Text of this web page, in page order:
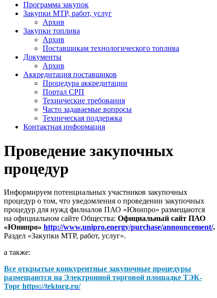
Программа закупок
Закупки МТР, работ, услуг
Архив
Закупки топлива
Архив
Поставщикам технологического топлива
Документы
Архив
Аккредитация поставщиков
Процедура аккредитации
Портал СРП
Технические требования
Часто задаваемые вопросы
Техническая поддержка
Контактная информация
Проведение закупочных
процедур
Информируем потенциальных участников закупочных
процедур о том, что уведомления о проведении закупочных
процедур для нужд филиалов ПАО «Юнипро» размещаются
на официальном сайте Общества: Официальный сайт ПАО
«Юнипро» http://www.unipro.energy/purchase/announcement/.
Раздел «Закупки МТР, работ, услуг».
а также:
Все открытые конкурентные закупочные процедуры
размещаются на Электронной торговой площадке ТЭК-
Торг https://tektorg.ru/